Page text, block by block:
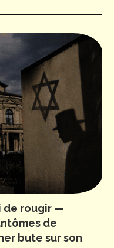
de rougir —
de
bute sur son